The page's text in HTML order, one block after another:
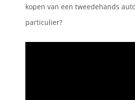
kopen van een tweedehands
particulier?